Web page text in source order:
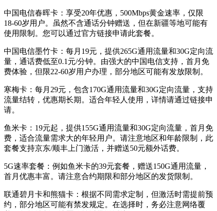
中国电信春晖卡：享受20年优惠，500Mbps黄金速率，仅限
18-60岁用户。虽然不含通话分钟赠送，但在新疆等地可能有
使用限制。您可以通过官方链接申请此套餐。
中国电信墨竹卡：每月19元，提供265G通用流量和30G定向流
量，通话费低至0.1元/分钟。由强大的中国电信支持，首月免
费体验，但限22-60岁用户办理，部分地区可能有发放限制。
寒梅卡：每月29元，包含170G通用流量和30G定向流量，支持
流量结转，优惠期长期。适合年轻人使用，详情请通过链接申
请。
鱼米卡：19元起，提供155G通用流量和30G定向流量，首月免
费，适合流量需求大的年轻用户。请注意地区和年龄限制，此
套餐支持京东/顺丰上门激活，并赠送50元额外话费。
5G速率套餐：例如鱼米卡的39元套餐，赠送150G通用流量，
首月优惠丰富。请注意合约期限和部分地区的发货限制。
联通碧月卡和熊猫卡：根据不同需求定制，但激活时需提前预
约，部分地区可能有禁发规定。在选择时，务必注意网络覆